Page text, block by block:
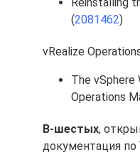
(2081462)
vRealize
The vSphere
Operations
В-шестых,
документация по